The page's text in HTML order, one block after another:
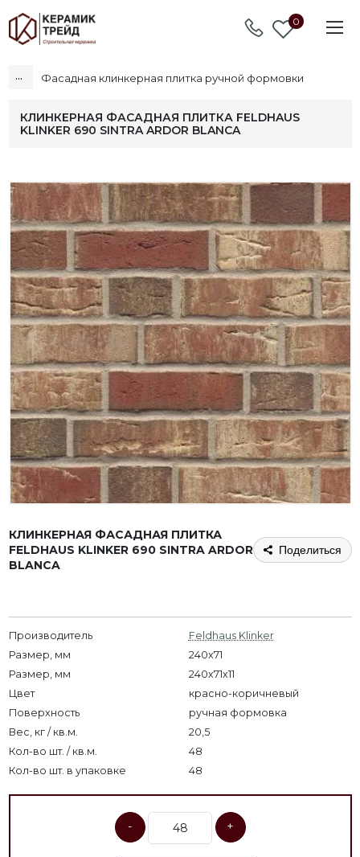
0
... Фасадная клинкерная плитка ручной формовки
КЛИНКЕРНАЯ ФАСАДНАЯ ПЛИТКА FELDHAUS
KLINKER 690 SINTRA ARDOR BLANCA
КЛИНКЕРНАЯ ФАСАДНАЯ ПЛИТКА
FELDHAUS KLINKER 690 SINTRA ARDOR
BLANCA
Поделиться
Производитель
Feldhaus Klinker
Размер, мм
240x71
Размер, мм
240х71х11
Цвет
красно-коричневый
Поверхность
ручная формовка
Вес, кг / кв.м.
20,5
Кол-во шт. / кв.м.
48
Кол-во шт. в упаковке
48
- +